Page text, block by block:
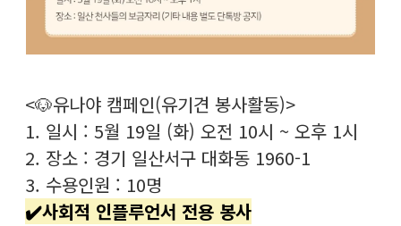
<🐶유나야 캠페인(유기견 봉사활동)>
1. 일시 : 5월 19일 (화) 오전 10시 ~ 오후 1시
2. 장소 : 경기 일산서구 대화동 1960-1
3. 수용인원 : 10명
✔️사회적 인플루언서 전용 봉사